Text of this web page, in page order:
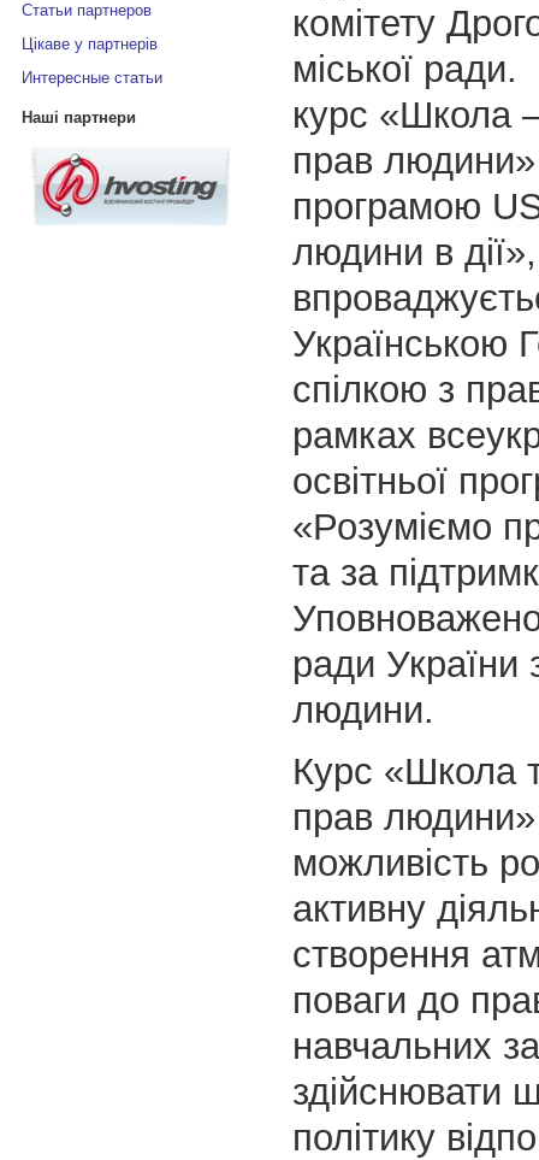
Статьи партнеров
Цікаве у партнерів
Интересные статьи
Наші партнери
комітету
міської
курс «Школа
прав людини»
програмою
людини в
Українською
спілкою з
рамках
освітньої
«Розуміємо
та за
ради України
людини.
Курс «Школа
прав
можливість
активну
створення
поваги до
навчальних
здійснювати
політику